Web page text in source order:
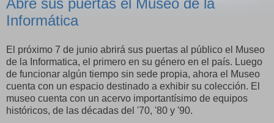
Abre sus puertas el Museo de la
Informática
El próximo 7 de junio abrirá sus puertas al público el Museo
de la Informatica, el primero en su género en el país. Luego
de funcionar algún tiempo sin sede propia, ahora el Museo
cuenta con un espacio destinado a exhibir su colección. El
museo cuenta con un acervo importantísimo de equipos
históricos, de las décadas del '70, '80 y '90.